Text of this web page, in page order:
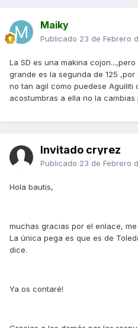
Maiky
Publicado 23 de Febrero
La SD es una makina
grande es la segunda de 125
no tan agil como puedese Aguiliti
acostumbras a ella no la cambias
Invitado cryrez
Publicado 23 de Febrero
Hola bautis,
muchas gracias por el enlace,
La única pega es que es de
dice.
Ya os contaré!